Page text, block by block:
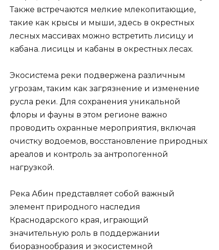
Также встречаются мелкие млекопитающие,
такие как крысы и мыши, здесь в окрестных
лесных массивах можно встретить лисицу и
кабана. лисицы и кабаны в окрестных лесах.
Экосистема реки подвержена различным
угрозам, таким как загрязнение и изменение
русла реки. Для сохранения уникальной
флоры и фауны в этом регионе важно
проводить охранные мероприятия, включая
очистку водоемов, восстановление природных
ареалов и контроль за антропогенной
нагрузкой.
Река Абин представляет собой важный
элемент природного наследия
Краснодарского края, играющий
значительную роль в поддержании
биоразнообразия и экосистемной